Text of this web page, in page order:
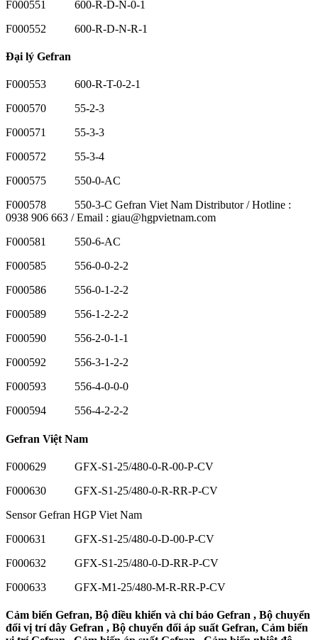
F000551 600-R-D-N-0-1
F000552 600-R-D-N-R-1
Đại lý Gefran
F000553 600-R-T-0-2-1
F000570 55-2-3
F000571 55-3-3
F000572 55-3-4
F000575 550-0-AC
F000578 550-3-C Gefran Viet Nam Distributor / Hotline :
0938 906 663 / Email : giau@hgpvietnam.com
F000581 550-6-AC
F000585 556-0-0-2-2
F000586 556-0-1-2-2
F000589 556-1-2-2-2
F000590 556-2-0-1-1
F000592 556-3-1-2-2
F000593 556-4-0-0-0
F000594 556-4-2-2-2
Gefran Việt Nam
F000629 GFX-S1-25/480-0-R-00-P-CV
F000630 GFX-S1-25/480-0-R-RR-P-CV
Sensor Gefran HGP Viet Nam
F000631 GFX-S1-25/480-0-D-00-P-CV
F000632 GFX-S1-25/480-0-D-RR-P-CV
F000633 GFX-M1-25/480-M-R-RR-P-CV
Cảm biến Gefran, Bộ điều khiển và chỉ báo Gefran , Bộ chuyển
đổi vị trí dây Gefran , Bộ chuyển đổi áp suất Gefran, Cảm biến